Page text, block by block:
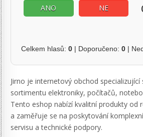
ANO NE
Celkem hlasů:0 | Doporučeno:0 |
Jirno je internetový obchod
sortimentu elektroniky, počítačů,
Tento eshop nabízí kvalitní produkty od
a zaměřuje se na poskytování
servisu a technické podpory.